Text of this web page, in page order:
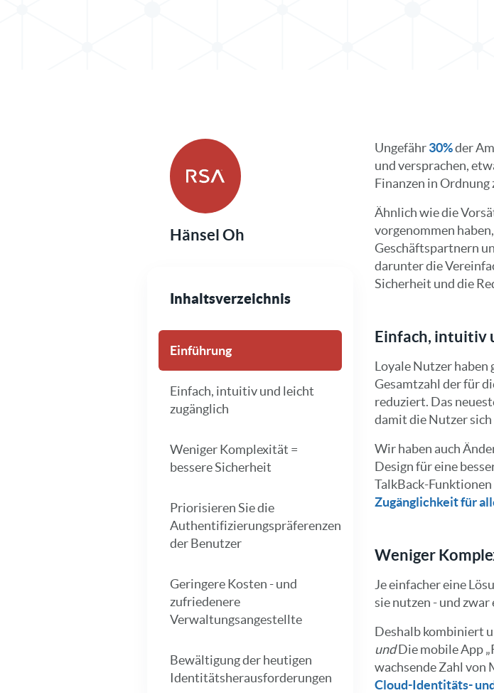
Hänsel Oh
Inhaltsverzeichnis
Einführung
Einfach, intuitiv und leicht
zugänglich
Weniger Komplexität =
bessere Sicherheit
Priorisieren Sie die
Authentifizierungspräferenzen
der Benutzer
Geringere Kosten - und
zufriedenere
Verwaltungsangestellte
Bewältigung der heutigen
Identitätsherausforderungen
Ungefähr30%der
und versprachen,
Finanzen in
Ähnlich wie die
vorgenommen
Geschäftspartnern
darunter die
Sicherheit und die
Einfach, intuitiv
Loyale Nutzer haben
Gesamtzahl der für
reduziert. Das
damit die Nutzer sich
Wir haben auch
Design für eine
TalkBack-
Zugänglichkeit für
Weniger
Je einfacher eine
sie nutzen - und
Deshalb kombiniert
undDie mobile App
wachsende Zahl
Cloud-Identitäts-